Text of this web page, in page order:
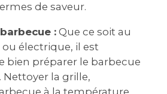
de saveur.
:Que ce soit au
électrique, il est
bien préparer le barbecue
Nettoyer la grille,